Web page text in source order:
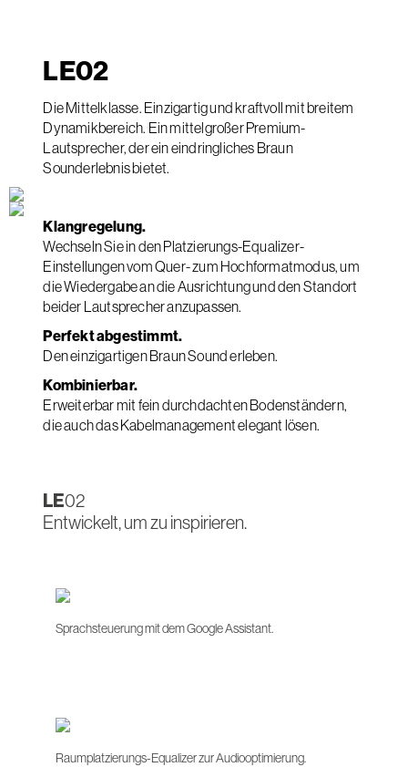
LE02
Die Mittelklasse. Einzigartig und kraftvoll mit breitem
Dynamikbereich. Ein mittelgroßer Premium-
Lautsprecher, der ein eindringliches Braun
Sounderlebnis bietet.
Klangregelung.
Wechseln Sie in den Platzierungs-Equalizer-
Einstellungen vom Quer- zum Hochformatmodus, um
die Wiedergabe an die Ausrichtung und den Standort
beider Lautsprecher anzupassen.
Perfekt abgestimmt.
Den einzigartigen Braun Sound erleben.
Kombinierbar.
Erweiterbar mit fein durchdachten Bodenständern,
die auch das Kabelmanagement elegant lösen.
LE02
Entwickelt, um zu inspirieren.
Sprachsteuerung mit dem Google Assistant.
Raumplatzierungs-Equalizer zur Audiooptimierung.